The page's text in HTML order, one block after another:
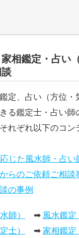
相鑑定・占い
定、占い（方位・
る鑑定士・占い師
れぞれ以下のコン
じた風水師・占
らのご依頼ご相談
の事例
師） ➡ 風水鑑定
士） ➡ 家相鑑定